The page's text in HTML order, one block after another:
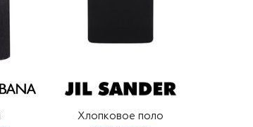
Хлопковое поло